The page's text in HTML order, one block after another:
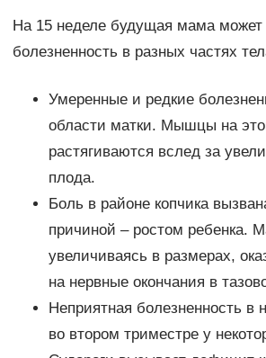
На 15 неделе будущая мама может
болезненность в разных частях
Умеренные и редкие
области матки. Мышцы на
растягиваются вслед за
плода.
Боль в районе копчика
причиной – ростом ребенка.
увеличиваясь в размерах,
на нервные окончания в
Неприятная болезненность в
во втором триместре у